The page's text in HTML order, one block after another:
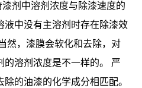
剂中溶剂浓度与除漆速度的
液中没有主溶剂时存在除漆效
然，漆膜会软化和去除，对
的溶剂浓度是不一样的。 严
的油漆的化学成分相匹配。